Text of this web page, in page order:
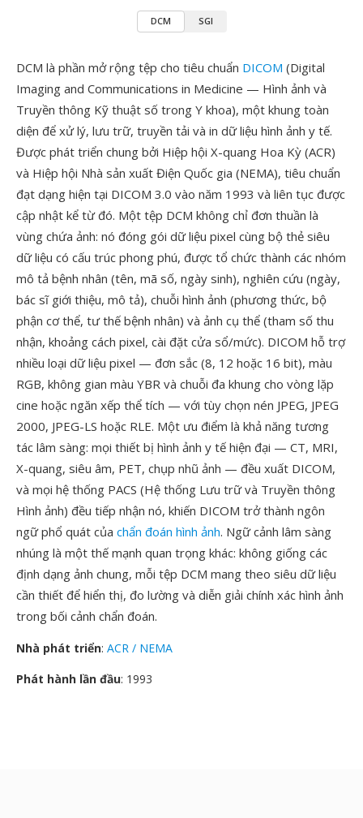
DCM SGI
DCM là phần mở rộng tệp cho tiêu chuẩn DICOM (Digital
Imaging and Communications in Medicine — Hình ảnh và
Truyền thông Kỹ thuật số trong Y khoa), một khung toàn
diện để xử lý, lưu trữ, truyền tải và in dữ liệu hình ảnh y tế.
Được phát triển chung bởi Hiệp hội X-quang Hoa Kỳ (ACR)
và Hiệp hội Nhà sản xuất Điện Quốc gia (NEMA), tiêu chuẩn
đạt dạng hiện tại DICOM 3.0 vào năm 1993 và liên tục được
cập nhật kể từ đó. Một tệp DCM không chỉ đơn thuần là
vùng chứa ảnh: nó đóng gói dữ liệu pixel cùng bộ thẻ siêu
dữ liệu có cấu trúc phong phú, được tổ chức thành các nhóm
mô tả bệnh nhân (tên, mã số, ngày sinh), nghiên cứu (ngày,
bác sĩ giới thiệu, mô tả), chuỗi hình ảnh (phương thức, bộ
phận cơ thể, tư thế bệnh nhân) và ảnh cụ thể (tham số thu
nhận, khoảng cách pixel, cài đặt cửa sổ/mức). DICOM hỗ trợ
nhiều loại dữ liệu pixel — đơn sắc (8, 12 hoặc 16 bit), màu
RGB, không gian màu YBR và chuỗi đa khung cho vòng lặp
cine hoặc ngăn xếp thể tích — với tùy chọn nén JPEG, JPEG
2000, JPEG-LS hoặc RLE. Một ưu điểm là khả năng tương
tác lâm sàng: mọi thiết bị hình ảnh y tế hiện đại — CT, MRI,
X-quang, siêu âm, PET, chụp nhũ ảnh — đều xuất DICOM,
và mọi hệ thống PACS (Hệ thống Lưu trữ và Truyền thông
Hình ảnh) đều tiếp nhận nó, khiến DICOM trở thành ngôn
ngữ phổ quát của chẩn đoán hình ảnh. Ngữ cảnh lâm sàng
nhúng là một thế mạnh quan trọng khác: không giống các
định dạng ảnh chung, mỗi tệp DCM mang theo siêu dữ liệu
cần thiết để hiển thị, đo lường và diễn giải chính xác hình ảnh
trong bối cảnh chẩn đoán.
Nhà phát triển: ACR / NEMA
Phát hành lần đầu: 1993